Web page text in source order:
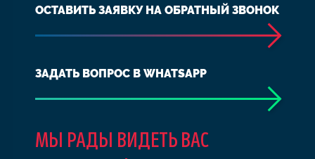
ОСТАВИТЬ ЗАЯВКУ НА ОБРАТНЫЙ ЗВОНОК
ЗАДАТЬ ВОПРОС В WHATSAPP
МЫ РАДЫ ВИДЕТЬ ВАС